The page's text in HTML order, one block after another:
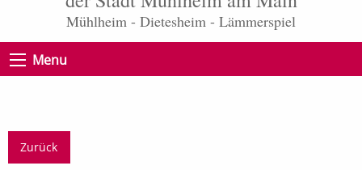
Mühlheim - Dietesheim - Lämmerspiel
Menu
Zurück